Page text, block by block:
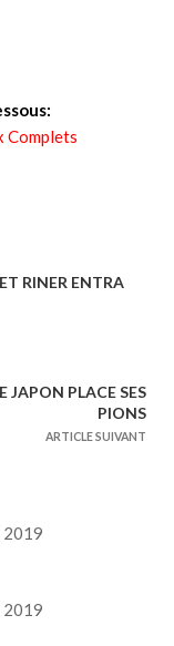
Complets
RINER ENTRA
JAPON PLACE SES
PIONS
ARTICLE SUIVANT